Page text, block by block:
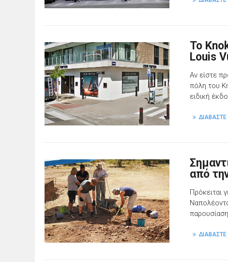
To
Louis
Αν είστε
πόλη του
ειδική
από
Πρόκειται